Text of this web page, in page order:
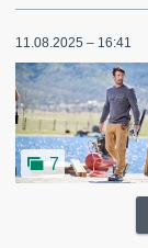
11.08.2025 – 16:41
7